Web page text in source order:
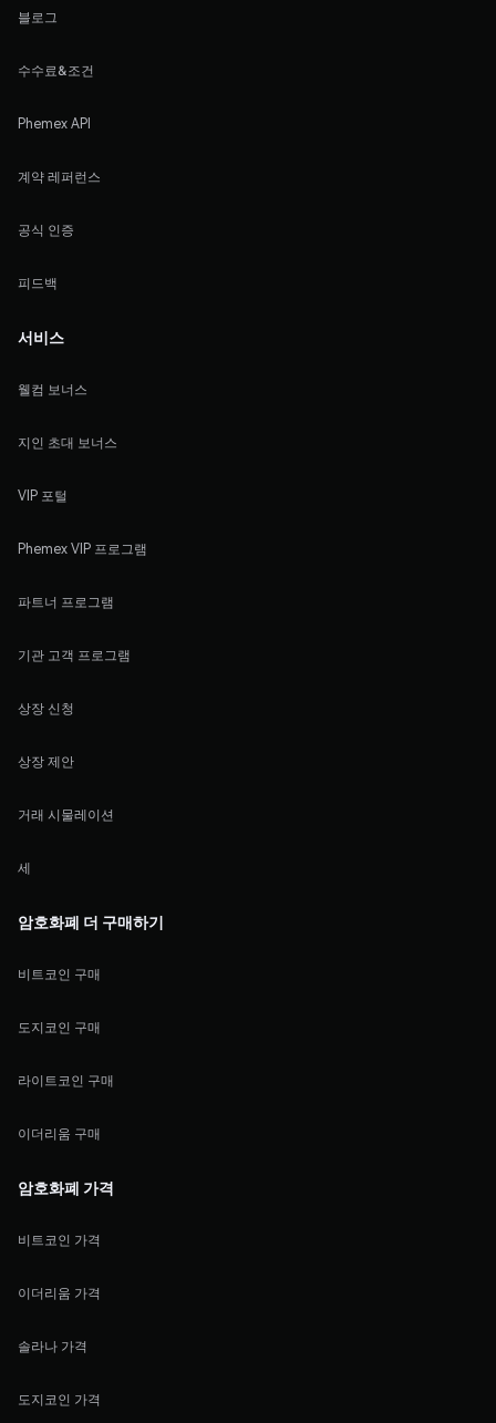
블로그
수수료&조건
Phemex API
계약 레퍼런스
공식 인증
피드백
서비스
웰컴 보너스
지인 초대 보너스
VIP 포털
Phemex VIP 프로그램
파트너 프로그램
기관 고객 프로그램
상장 신청
상장 제안
거래 시물레이션
세
암호화폐 더 구매하기
비트코인 구매
도지코인 구매
라이트코인 구매
이더리움 구매
암호화폐 가격
비트코인 가격
이더리움 가격
솔라나 가격
도지코인 가격